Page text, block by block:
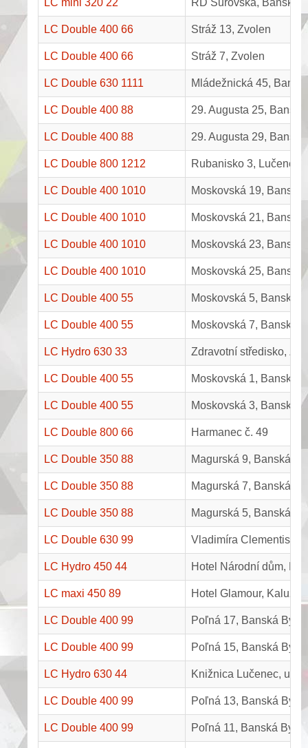
LC mini 320 22 RD Surovská, Banská
LC Double 400 66 Stráž 13, Zvolen
LC Double 400 66 Stráž 7, Zvolen
LC Double 630 1111 Mládežnická 45,
LC Double 400 88 29. Augusta 25,
LC Double 400 88 29. Augusta 29,
LC Double 800 1212 Rubanisko 3, Lučenec
LC Double 400 1010 Moskovská 19, Banská
LC Double 400 1010 Moskovská 21, Banská
LC Double 400 1010 Moskovská 23, Banská
LC Double 400 1010 Moskovská 25, Banská
LC Double 400 55 Moskovská 5, Banská
LC Double 400 55 Moskovská 7, Banská
LC Hydro 630 33 Zdravotní středisko,
LC Double 400 55 Moskovská 1, Banská
LC Double 400 55 Moskovská 3, Banská
LC Double 800 66 Harmanec č. 49
LC Double 350 88 Magurská 9, Banská
LC Double 350 88 Magurská 7, Banská
LC Double 350 88 Magurská 5, Banská
LC Double 630 99 Vladimíra Clementisa
LC Hydro 450 44 Hotel Národní dům,
LC maxi 450 89 Hotel Glamour, Kaluža
LC Double 400 99 Poľná 17, Banská
LC Double 400 99 Poľná 15, Banská
LC Hydro 630 44 Knižnica Lučenec, ul.
LC Double 400 99 Poľná 13, Banská
LC Double 400 99 Poľná 11, Banská